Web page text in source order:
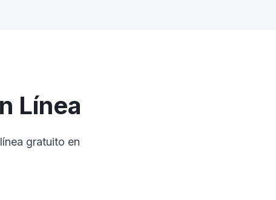
Línea
gratuito en